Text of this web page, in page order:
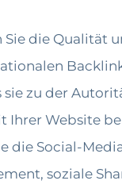
Sie die Qualität
sie zu der
Ihrer Website
die Social-
soziale